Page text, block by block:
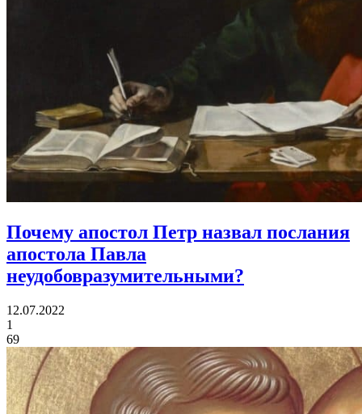
Почему апостол Петр назвал послания
апостола Павла
неудобовразумительными?
12.07.2022
1
69